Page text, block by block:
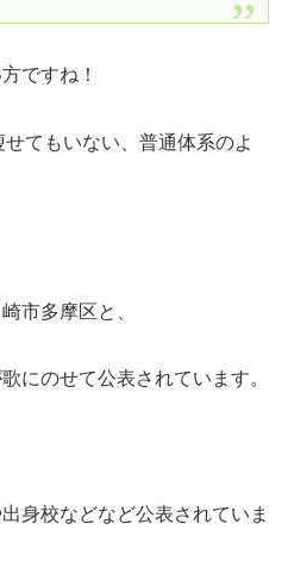
ですね！
せてもいない、普通体系のよ
市多摩区と、
にのせて公表されています。
身校などなど公表されていま